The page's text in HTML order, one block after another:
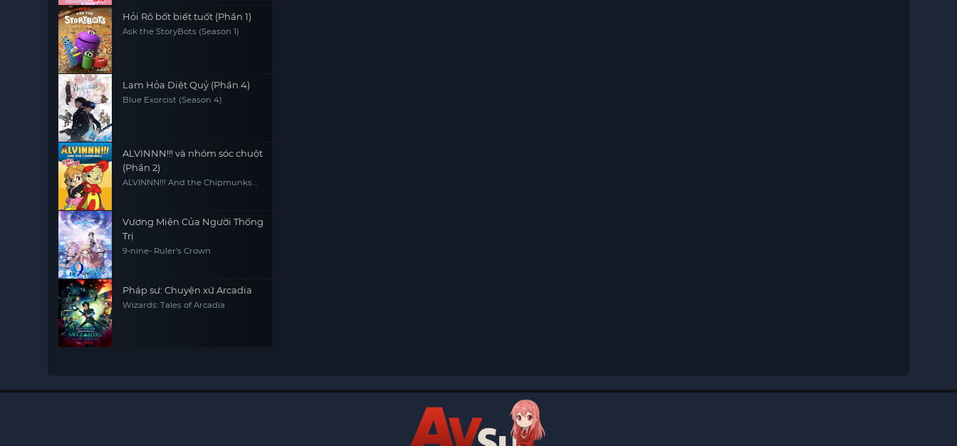
Hỏi Rô bốt biết tuốt (Phần 1)
Ask the StoryBots (Season 1)
Lam Hỏa Diệt Quỷ (Phần 4)
Blue Exorcist (Season 4)
ALVINNN!!! và nhóm sóc chuột
(Phần 2)
ALVINNN!!! And the Chipmunks
Vương Miện Của Người Thống
Trị
9-nine- Ruler's Crown
Pháp sư: Chuyện xứ Arcadia
Wizards: Tales of Arcadia